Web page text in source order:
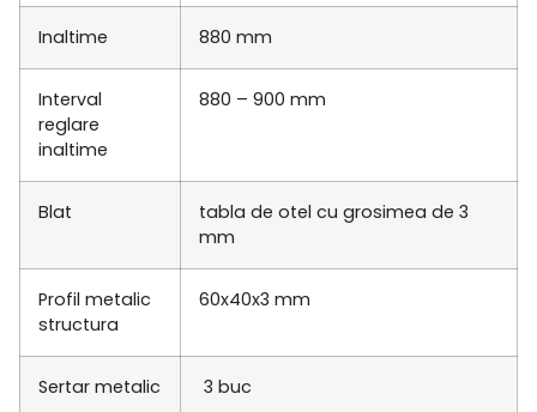
Inaltime 880 mm
Interval
reglare
inaltime
880 – 900 mm
Blat
tabla de otel cu grosimea de 3
mm
Profil metalic
structura
60x40x3 mm
Sertar metalic 3 buc